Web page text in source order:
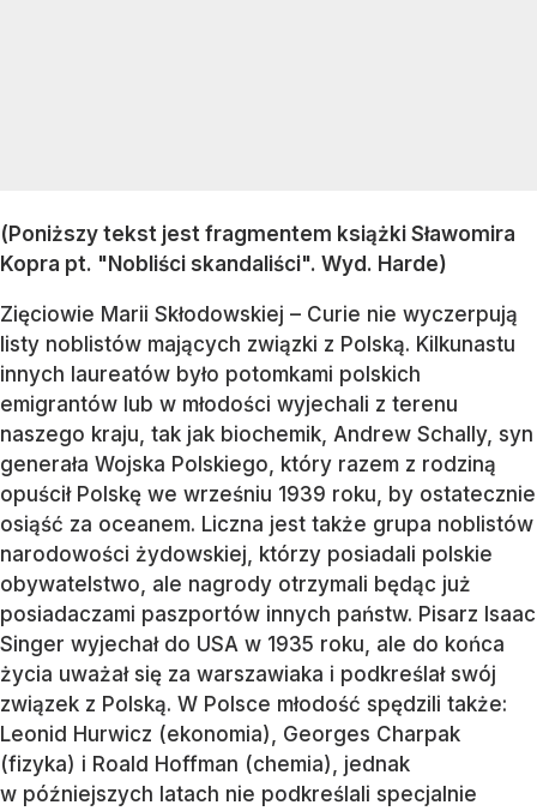
(Poniższy tekst jest fragmentem książki Sławomira
Kopra pt. "Nobliści skandaliści". Wyd. Harde)
Zięciowie Marii Skłodowskiej – Curie nie wyczerpują
listy noblistów mających związki z Polską. Kilkunastu
innych laureatów było potomkami polskich
emigrantów lub w młodości wyjechali z terenu
naszego kraju, tak jak biochemik, Andrew Schally, syn
generała Wojska Polskiego, który razem z rodziną
opuścił Polskę we wrześniu 1939 roku, by ostatecznie
osiąść za oceanem. Liczna jest także grupa noblistów
narodowości żydowskiej, którzy posiadali polskie
obywatelstwo, ale nagrody otrzymali będąc już
posiadaczami paszportów innych państw. Pisarz Isaac
Singer wyjechał do USA w 1935 roku, ale do końca
życia uważał się za warszawiaka i podkreślał swój
związek z Polską. W Polsce młodość spędzili także:
Leonid Hurwicz (ekonomia), Georges Charpak
(fizyka) i Roald Hoffman (chemia), jednak
w późniejszych latach nie podkreślali specjalnie